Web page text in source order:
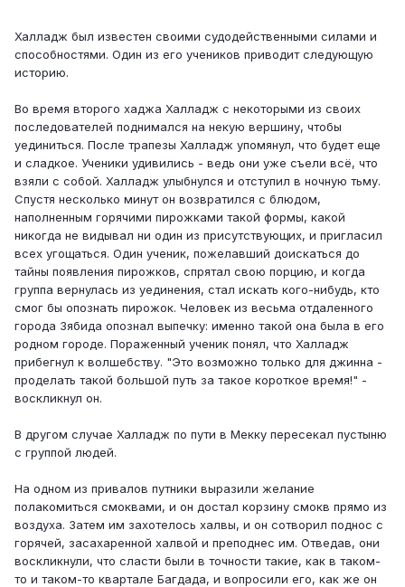
Халладж был известен своими судодейственными силами и
способностями. Один из его учеников приводит следующую
историю.
Во время второго хаджа Халладж с некоторыми из своих
последователей поднимался на некую вершину, чтобы
уединиться. После трапезы Халладж упомянул, что будет еще
и сладкое. Ученики удивились - ведь они уже съели всё, что
взяли с собой. Халладж улыбнулся и отступил в ночную тьму.
Спустя несколько минут он возвратился с блюдом,
наполненным горячими пирожками такой формы, какой
никогда не видывал ни один из присутствующих, и пригласил
всех угощаться. Один ученик, пожелавший доискаться до
тайны появления пирожков, спрятал свою порцию, и когда
группа вернулась из уединения, стал искать кого-нибудь, кто
смог бы опознать пирожок. Человек из весьма отдаленного
города Зябида опознал выпечку: именно такой она была в его
родном городе. Пораженный ученик понял, что Халладж
прибегнул к волшебству. "Это возможно только для джинна -
проделать такой большой путь за такое короткое время!" -
воскликнул он.
В другом случае Халладж по пути в Мекку пересекал пустыню
с группой людей.
На одном из привалов путники выразили желание
полакомиться смоквами, и он достал корзину смокв прямо из
воздуха. Затем им захотелось халвы, и он сотворил поднос с
горячей, засахаренной халвой и преподнес им. Отведав, они
воскликнули, что сласти были в точности такие, как в таком-
то и таком-то квартале Багдада, и вопросили его, как же он